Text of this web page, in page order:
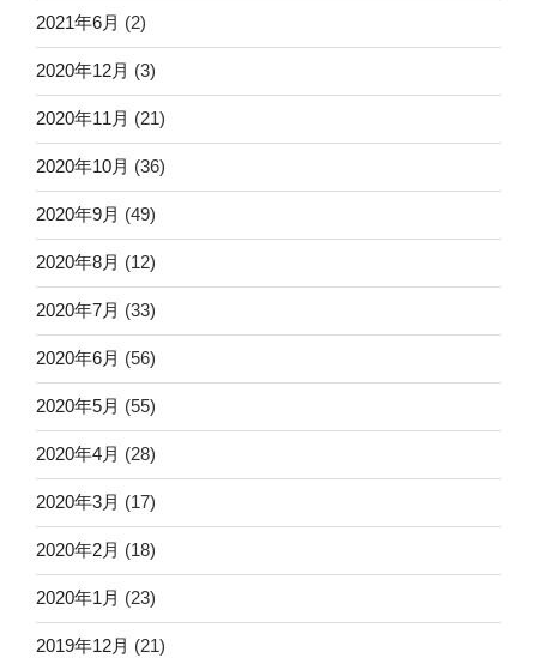
2021年6月 (2)
2020年12月 (3)
2020年11月 (21)
2020年10月 (36)
2020年9月 (49)
2020年8月 (12)
2020年7月 (33)
2020年6月 (56)
2020年5月 (55)
2020年4月 (28)
2020年3月 (17)
2020年2月 (18)
2020年1月 (23)
2019年12月 (21)